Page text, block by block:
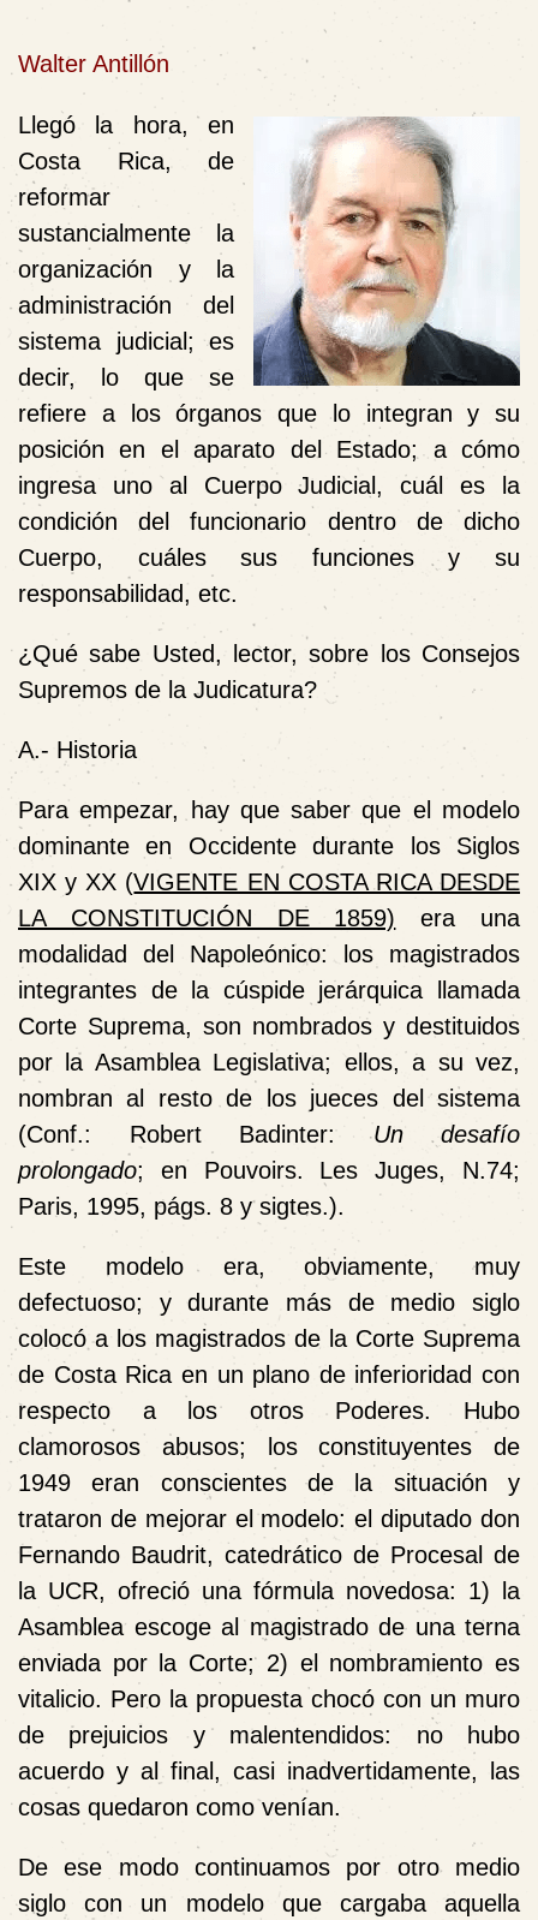
Walter Antillón
Llegó la hora, en
Costa Rica, de
reformar
sustancialmente la
organización y la
administración del
sistema judicial; es
decir, lo que se
refiere a los órganos que lo integran y su
posición en el aparato del Estado; a cómo
ingresa uno al Cuerpo Judicial, cuál es la
condición del funcionario dentro de dicho
Cuerpo, cuáles sus funciones y su
responsabilidad, etc.
¿Qué sabe Usted, lector, sobre los Consejos
Supremos de la Judicatura?
A.- Historia
Para empezar, hay que saber que el modelo
dominante en Occidente durante los Siglos
XIX y XX (VIGENTE EN COSTA RICA DESDE
LA CONSTITUCIÓN DE 1859)
era una
modalidad del Napoleónico: los magistrados
integrantes de la cúspide jerárquica llamada
Corte Suprema, son nombrados y destituidos
por la Asamblea Legislativa; ellos, a su vez,
nombran al resto de los jueces del sistema
(Conf.: Robert Badinter:Un desafío
prolongado; en Pouvoirs. Les Juges, N.74;
Paris, 1995, págs. 8 y sigtes.).
Este modelo era, obviamente, muy
defectuoso; y durante más de medio siglo
colocó a los magistrados de la Corte Suprema
de Costa Rica en un plano de inferioridad con
respecto a los otros Poderes. Hubo
clamorosos abusos; los constituyentes de
1949 eran conscientes de la situación y
trataron de mejorar el modelo: el diputado don
Fernando Baudrit, catedrático de Procesal de
la UCR, ofreció una fórmula novedosa: 1) la
Asamblea escoge al magistrado de una terna
enviada por la Corte; 2) el nombramiento es
vitalicio. Pero la propuesta chocó con un muro
de prejuicios y malentendidos: no hubo
acuerdo y al final, casi inadvertidamente, las
cosas quedaron como venían.
De ese modo continuamos por otro medio
siglo con un modelo que cargaba aquella